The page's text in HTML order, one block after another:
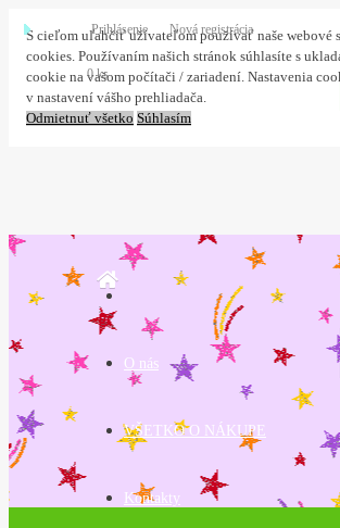
S cieľom uľahčiť užívateľom používať naše webové
cookies. Používaním našich stránok súhlasíte s
cookie na vašom počítači / zariadení. Nastavenia
v nastavení vášho prehliadača.
Odmietnuť všetko Súhlasím
O nás
VŠETKO O NÁKUPE
Kontakty
Prihlásenie Nová registrácia
0 ks